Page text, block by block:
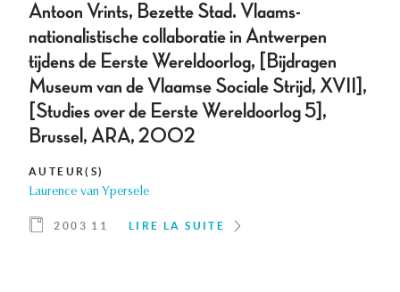
Antoon Vrints, Bezette Stad. Vlaams-
nationalistische collaboratie in Antwerpen
tijdens de Eerste Wereldoorlog, [Bijdragen
Museum van de Vlaamse Sociale Strijd, XVII],
[Studies over de Eerste Wereldoorlog 5],
Brussel, ARA, 2002
AUTEUR(S)
Laurence van Ypersele
2003 11 LIRE LA SUITE